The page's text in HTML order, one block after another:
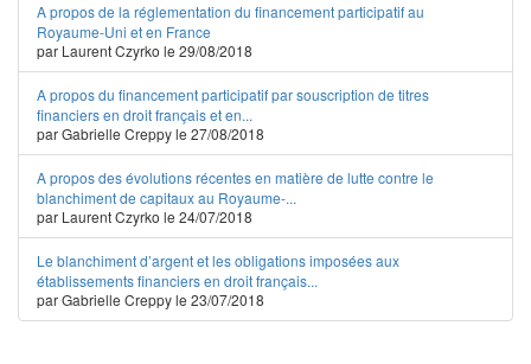
A propos de la réglementation du financement participatif au
Royaume-Uni et en France
par Laurent Czyrko le 29/08/2018
A propos du financement participatif par souscription de titres
financiers en droit français et en...
par Gabrielle Creppy le 27/08/2018
A propos des évolutions récentes en matière de lutte contre le
blanchiment de capitaux au Royaume-...
par Laurent Czyrko le 24/07/2018
Le blanchiment d’argent et les obligations imposées aux
établissements financiers en droit français...
par Gabrielle Creppy le 23/07/2018